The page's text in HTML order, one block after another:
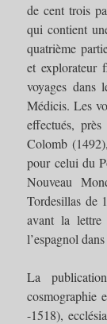
de cent trois
qui contient
quatrième
et explorateur
voyages dans
Médicis. Les
effectués,
Colomb
pour celui du
Nouveau
Tordesillas de
avant la
l’espagnol
La
cosmographie
-1518),